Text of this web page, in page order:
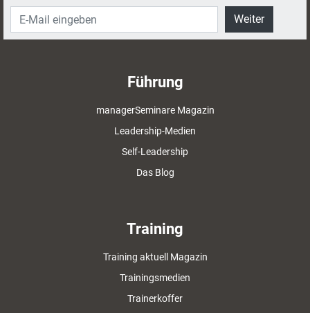
Weiter
Führung
managerSeminare Magazin
Leadership-Medien
Self-Leadership
Das Blog
Training
Training aktuell Magazin
Trainingsmedien
Trainerkoffer